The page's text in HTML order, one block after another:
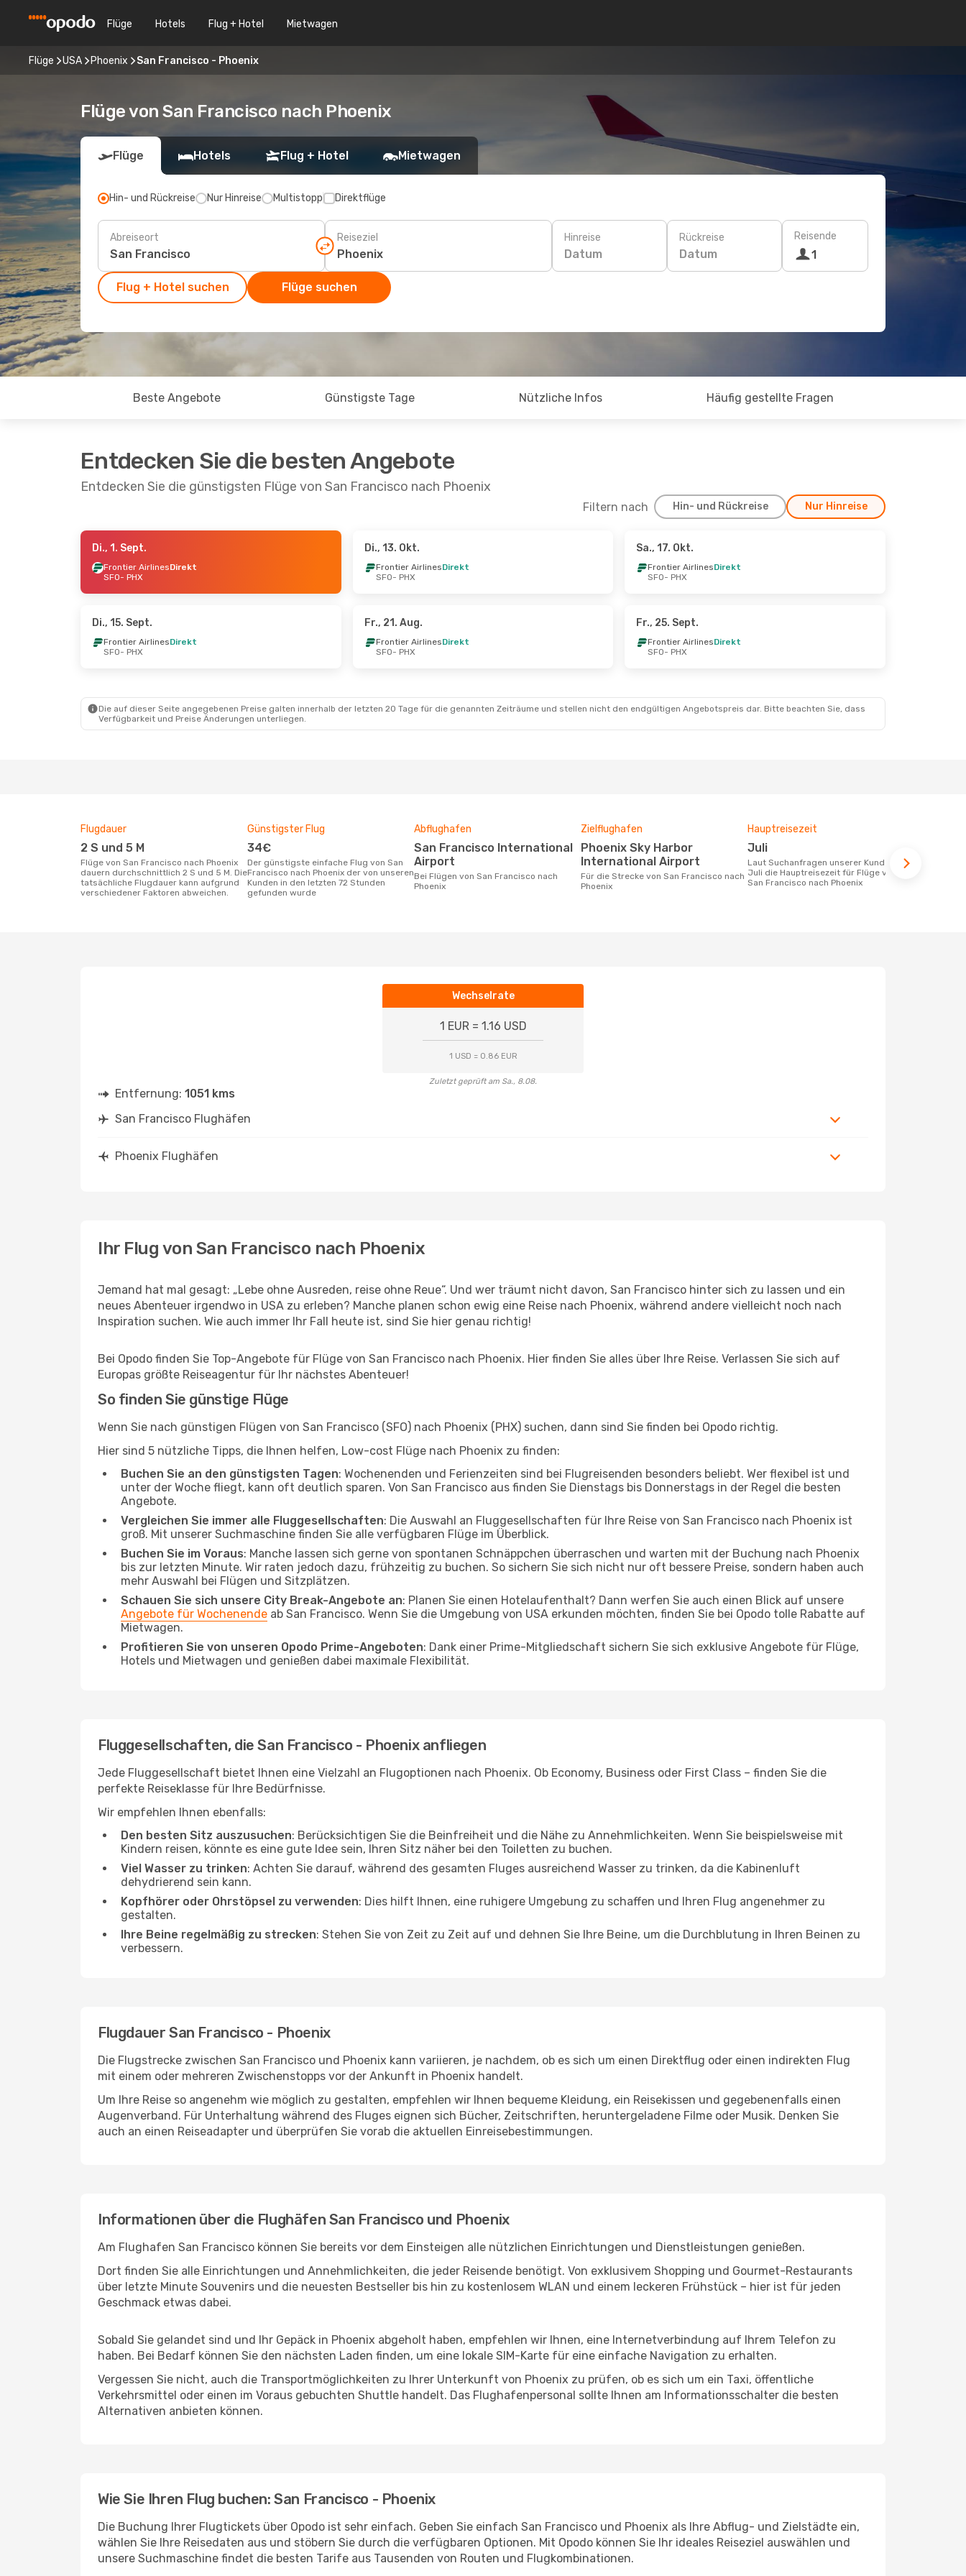
Flüge Hotels Flug + Hotel Mietwagen
Flüge USA Phoenix San Francisco - Phoenix
Flüge von San Francisco nach Phoenix
Flüge Hotels Flug + Hotel Mietwagen
Hin- und Rückreise Nur Hinreise Multistopp Direktflüge
Abreiseort Reiseziel Hinreise
Datum
Rückreise
Datum
Reisende
1
Flug + Hotel suchen Flüge suchen
Beste Angebote Günstigste Tage Nützliche Infos Häufig gestellte Fragen
Entdecken Sie die besten Angebote
Entdecken Sie die günstigsten Flüge von San Francisco nach Phoenix
Filtern nach Hin- und Rückreise Nur Hinreise
- Fr., 16. Okt.
Direkt
Direkt
- Mo., 24. Aug. - Do., 29. Okt.
PHX
- SFO
- Mo., 7. Sept.
PHX- SFO
Di., 1. Sept.
Frontier AirlinesDirekt
SFO- PHX
Di., 13. Okt.
Frontier AirlinesDirekt
SFO- PHX
Sa., 17. Okt.
Frontier AirlinesDirekt
SFO- PHX
Di., 15. Sept.
Frontier AirlinesDirekt
SFO- PHX
Fr., 21. Aug.
Frontier AirlinesDirekt
SFO- PHX
Fr., 25. Sept.
Frontier AirlinesDirekt
SFO- PHX
Die auf dieser Seite angegebenen Preise galten innerhalb der letzten 20 Tage für die genannten Zeiträume und stellen nicht den endgültigen Angebotspreis dar. Bitte beachten Sie, dass
Verfügbarkeit und Preise Änderungen unterliegen.
Flugdauer
2 S und 5 M
Flüge von San Francisco nach Phoenix
dauern durchschnittlich 2 S und 5 M. Die
tatsächliche Flugdauer kann aufgrund
verschiedener Faktoren abweichen.
Günstigster Flug
34€
Der günstigste einfache Flug von San
Francisco nach Phoenix der von unseren
Kunden in den letzten 72 Stunden
gefunden wurde
Abflughafen
San Francisco International
Airport
Bei Flügen von San Francisco nach
Phoenix
Zielflughafen
Phoenix Sky Harbor
International Airport
Für die Strecke von San Francisco nach
Phoenix
Hauptreisezeit
Juli
Laut Suchanfragen unserer Kunden ist
Juli die Hauptreisezeit für Flüge von
San Francisco nach Phoenix
Wechselrate
1 EUR = 1.16 USD
1 USD = 0.86 EUR
Zuletzt geprüft am Sa., 8.08.
Entfernung: 1051 kms
San Francisco Flughäfen
Phoenix Flughäfen
Ihr Flug von San Francisco nach Phoenix
Jemand hat mal gesagt: „Lebe ohne Ausreden, reise ohne Reue“. Und wer träumt nicht davon, San Francisco hinter sich zu lassen und ein
neues Abenteuer irgendwo in USA zu erleben? Manche planen schon ewig eine Reise nach Phoenix, während andere vielleicht noch nach
Inspiration suchen. Wie auch immer Ihr Fall heute ist, sind Sie hier genau richtig!
Bei Opodo finden Sie Top-Angebote für Flüge von San Francisco nach Phoenix. Hier finden Sie alles über Ihre Reise. Verlassen Sie sich auf
Europas größte Reiseagentur für Ihr nächstes Abenteuer!
So finden Sie günstige Flüge
Wenn Sie nach günstigen Flügen von San Francisco (SFO) nach Phoenix (PHX) suchen, dann sind Sie finden bei Opodo richtig.
Hier sind 5 nützliche Tipps, die Ihnen helfen, Low-cost Flüge nach Phoenix zu finden:
Buchen Sie an den günstigsten Tagen: Wochenenden und Ferienzeiten sind bei Flugreisenden besonders beliebt. Wer flexibel ist und
unter der Woche fliegt, kann oft deutlich sparen. Von San Francisco aus finden Sie Dienstags bis Donnerstags in der Regel die besten
Angebote.
Vergleichen Sie immer alle Fluggesellschaften: Die Auswahl an Fluggesellschaften für Ihre Reise von San Francisco nach Phoenix ist
groß. Mit unserer Suchmaschine finden Sie alle verfügbaren Flüge im Überblick.
Buchen Sie im Voraus: Manche lassen sich gerne von spontanen Schnäppchen überraschen und warten mit der Buchung nach Phoenix
bis zur letzten Minute. Wir raten jedoch dazu, frühzeitig zu buchen. So sichern Sie sich nicht nur oft bessere Preise, sondern haben auch
mehr Auswahl bei Flügen und Sitzplätzen.
Schauen Sie sich unsere City Break-Angebote an: Planen Sie einen Hotelaufenthalt? Dann werfen Sie auch einen Blick auf unsere
Angebote für Wochenende ab San Francisco. Wenn Sie die Umgebung von USA erkunden möchten, finden Sie bei Opodo tolle Rabatte auf
Mietwagen.
Profitieren Sie von unseren Opodo Prime-Angeboten: Dank einer Prime-Mitgliedschaft sichern Sie sich exklusive Angebote für Flüge,
Hotels und Mietwagen und genießen dabei maximale Flexibilität.
Fluggesellschaften, die San Francisco - Phoenix anfliegen
Jede Fluggesellschaft bietet Ihnen eine Vielzahl an Flugoptionen nach Phoenix. Ob Economy, Business oder First Class – finden Sie die
perfekte Reiseklasse für Ihre Bedürfnisse.
Wir empfehlen Ihnen ebenfalls:
Den besten Sitz auszusuchen: Berücksichtigen Sie die Beinfreiheit und die Nähe zu Annehmlichkeiten. Wenn Sie beispielsweise mit
Kindern reisen, könnte es eine gute Idee sein, Ihren Sitz näher bei den Toiletten zu buchen.
Viel Wasser zu trinken: Achten Sie darauf, während des gesamten Fluges ausreichend Wasser zu trinken, da die Kabinenluft
dehydrierend sein kann.
Kopfhörer oder Ohrstöpsel zu verwenden: Dies hilft Ihnen, eine ruhigere Umgebung zu schaffen und Ihren Flug angenehmer zu
gestalten.
Ihre Beine regelmäßig zu strecken: Stehen Sie von Zeit zu Zeit auf und dehnen Sie Ihre Beine, um die Durchblutung in Ihren Beinen zu
verbessern.
Flugdauer San Francisco - Phoenix
Die Flugstrecke zwischen San Francisco und Phoenix kann variieren, je nachdem, ob es sich um einen Direktflug oder einen indirekten Flug
mit einem oder mehreren Zwischenstopps vor der Ankunft in Phoenix handelt.
Um Ihre Reise so angenehm wie möglich zu gestalten, empfehlen wir Ihnen bequeme Kleidung, ein Reisekissen und gegebenenfalls einen
Augenverband. Für Unterhaltung während des Fluges eignen sich Bücher, Zeitschriften, heruntergeladene Filme oder Musik. Denken Sie
auch an einen Reiseadapter und überprüfen Sie vorab die aktuellen Einreisebestimmungen.
Informationen über die Flughäfen San Francisco und Phoenix
Am Flughafen San Francisco können Sie bereits vor dem Einsteigen alle nützlichen Einrichtungen und Dienstleistungen genießen.
Dort finden Sie alle Einrichtungen und Annehmlichkeiten, die jeder Reisende benötigt. Von exklusivem Shopping und Gourmet-Restaurants
über letzte Minute Souvenirs und die neuesten Bestseller bis hin zu kostenlosem WLAN und einem leckeren Frühstück – hier ist für jeden
Geschmack etwas dabei.
Sobald Sie gelandet sind und Ihr Gepäck in Phoenix abgeholt haben, empfehlen wir Ihnen, eine Internetverbindung auf Ihrem Telefon zu
haben. Bei Bedarf können Sie den nächsten Laden finden, um eine lokale SIM-Karte für eine einfache Navigation zu erhalten.
Vergessen Sie nicht, auch die Transportmöglichkeiten zu Ihrer Unterkunft von Phoenix zu prüfen, ob es sich um ein Taxi, öffentliche
Verkehrsmittel oder einen im Voraus gebuchten Shuttle handelt. Das Flughafenpersonal sollte Ihnen am Informationsschalter die besten
Alternativen anbieten können.
Wie Sie Ihren Flug buchen: San Francisco - Phoenix
Die Buchung Ihrer Flugtickets über Opodo ist sehr einfach. Geben Sie einfach San Francisco und Phoenix als Ihre Abflug- und Zielstädte ein,
wählen Sie Ihre Reisedaten aus und stöbern Sie durch die verfügbaren Optionen. Mit Opodo können Sie Ihr ideales Reiseziel auswählen und
unsere Suchmaschine findet die besten Tarife aus Tausenden von Routen und Flugkombinationen.